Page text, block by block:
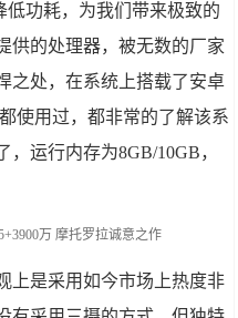
低功耗，为我们带来极致的
供的处理器，被无数的厂家
之处，在系统上搭载了安卓
使用过，都非常的了解该系
运行内存为8GB/10GB，
上是采用如今市场上热度非